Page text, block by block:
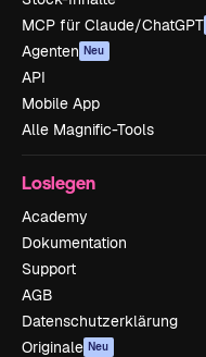
MCP für Claude/ChatGPT
Agenten Neu
API
Mobile App
Alle Magnific-Tools
Loslegen
Academy
Dokumentation
Support
AGB
Datenschutzerklärung
Originale Neu